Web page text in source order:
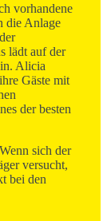
vorhandene
die Anlage
lädt auf der
Alicia
Gäste mit
der besten
sich der
versucht,
bei den